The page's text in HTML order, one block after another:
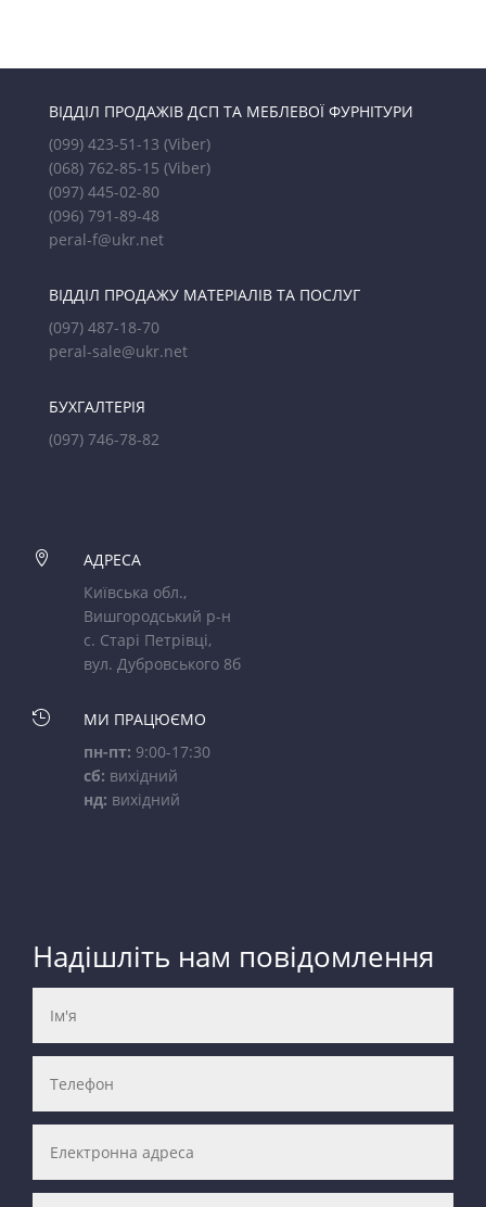
ВІДДІЛ ПРОДАЖІВ ДСП ТА МЕБЛЕВОЇ ФУРНІТУРИ
(099) 423-51-13 (Viber)
(068) 762-85-15 (Viber)
(097) 445-02-80
(096) 791-89-48
peral-f@ukr.net
ВІДДІЛ ПРОДАЖУ МАТЕРІАЛІВ ТА ПОСЛУГ
(097) 487-18-70
peral-sale@ukr.net
БУХГАЛТЕРІЯ
(097) 746-78-82

АДРЕСА
Київська обл.,
Вишгородський р-н
с. Старі Петрівці,
вул. Дубровського 8б

МИ ПРАЦЮЄМО
пн-пт: 9:00-17:30
сб: вихідний
нд: вихідний
Надішліть нам повідомлення